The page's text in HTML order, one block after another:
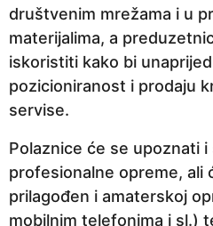
društvenim mrežama i u
materijalima, a
iskoristiti kako bi
pozicioniranost i prodaju
servise.
Polaznice će se upoznati
profesionalne opreme, ali
prilagođen i amaterskoj
mobilnim telefonima i sl.)